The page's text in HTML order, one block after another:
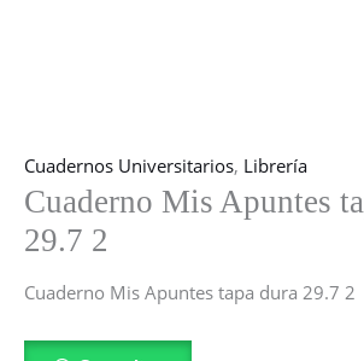
Cuadernos Universitarios, Librería
Cuaderno Mis Apuntes
29.7 2
Cuaderno Mis Apuntes tapa dura 29.7 2